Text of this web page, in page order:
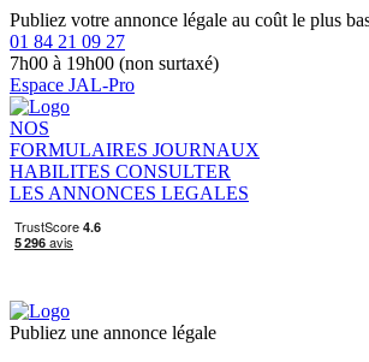
Publiez votre annonce légale au coût le plus
01 84 21 09 27
7h00 à 19h00 (non surtaxé)
Espace JAL-Pro
NOS
FORMULAIRES JOURNAUX
HABILITES CONSULTER
LES ANNONCES LEGALES
Publiez une annonce légale